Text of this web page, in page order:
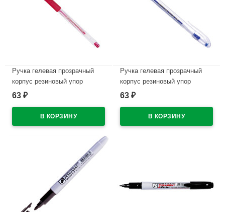
Ручка гелевая прозрачный
корпус резиновый упор
CROWN красный, конус,
63 ₽
Ручка гелевая прозрачный
корпус резиновый упор
CROWN синий, конус, 0,5мм
63 ₽